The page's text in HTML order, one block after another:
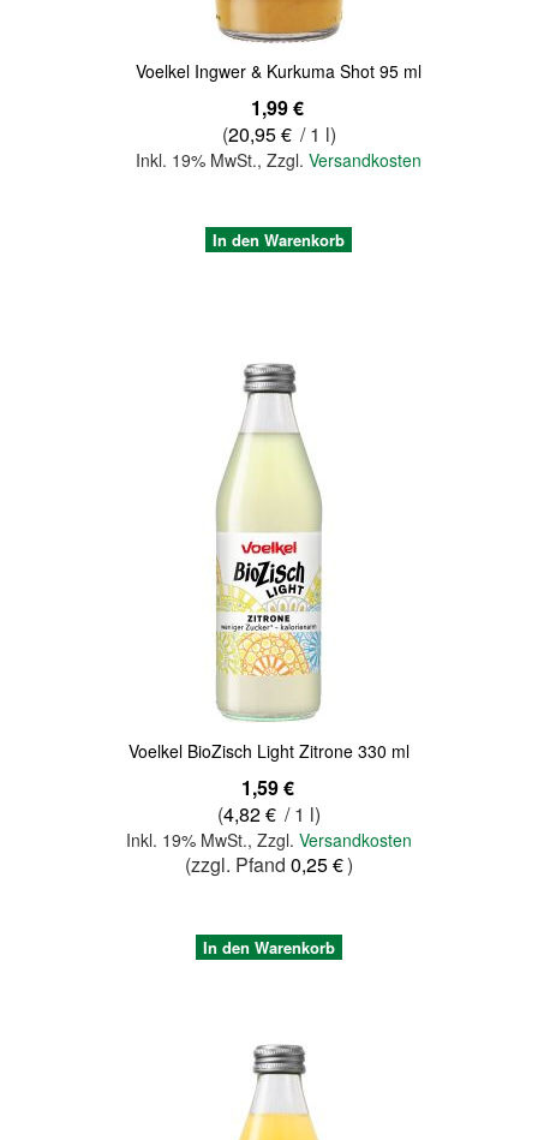
Voelkel Ingwer & Kurkuma Shot 95 ml
1,99 €
(20,95 € / 1 l)
Inkl. 19% MwSt.,Zzgl.Versandkosten
In den Warenkorb
Voelkel BioZisch Light Zitrone 330 ml
1,59 €
(4,82 € / 1 l)
Inkl. 19% MwSt., Zzgl. Versandkosten
(zzgl. Pfand 0,25 €)
In den Warenkorb